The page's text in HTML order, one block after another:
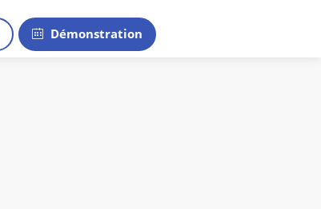
Démonstration